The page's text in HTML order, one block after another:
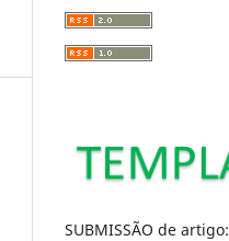
SUBMISSÃO de artigo: